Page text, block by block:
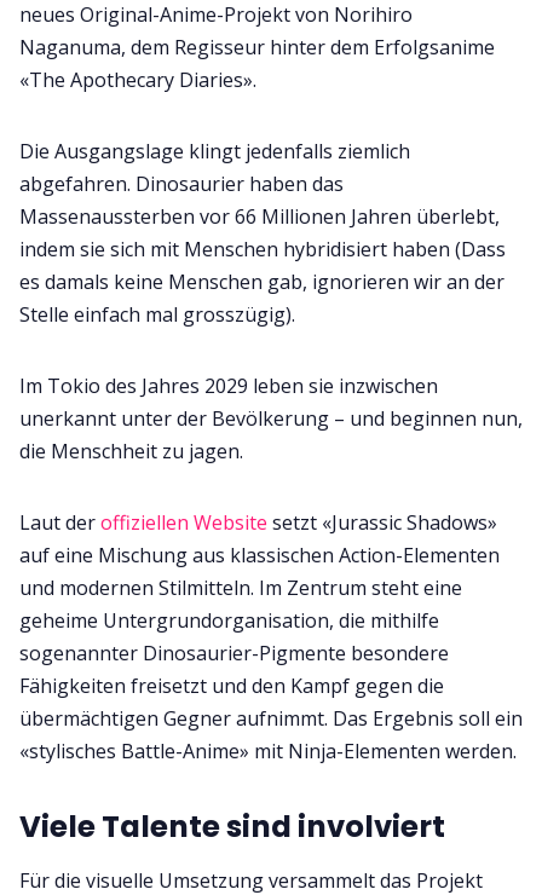
neues Original-Anime-Projekt von Norihiro
Naganuma, dem Regisseur hinter dem Erfolgsanime
«The Apothecary Diaries».
Die Ausgangslage klingt jedenfalls ziemlich
abgefahren. Dinosaurier haben das
Massenaussterben vor 66 Millionen Jahren überlebt,
indem sie sich mit Menschen hybridisiert haben (Dass
es damals keine Menschen gab, ignorieren wir an der
Stelle einfach mal grosszügig).
Im Tokio des Jahres 2029 leben sie inzwischen
unerkannt unter der Bevölkerung – und beginnen nun,
die Menschheit zu jagen.
Laut deroffiziellen Website setzt «Jurassic Shadows»
auf eine Mischung aus klassischen Action-Elementen
und modernen Stilmitteln. Im Zentrum steht eine
geheime Untergrundorganisation, die mithilfe
sogenannter Dinosaurier-Pigmente besondere
Fähigkeiten freisetzt und den Kampf gegen die
übermächtigen Gegner aufnimmt. Das Ergebnis soll ein
«stylisches Battle-Anime» mit Ninja-Elementen werden.
Viele Talente sind involviert
Für die visuelle Umsetzung versammelt das Projekt